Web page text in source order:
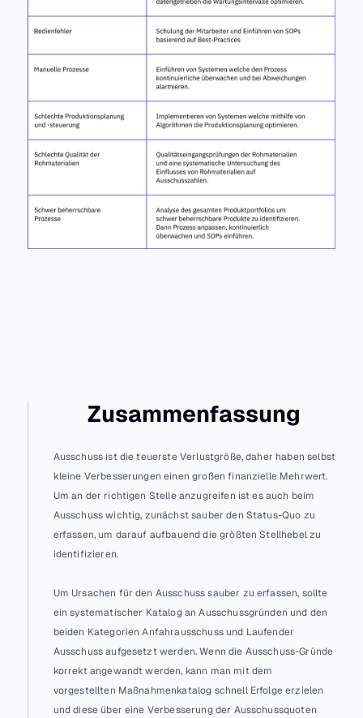
Zusammenfassung
Ausschuss ist die teuerste Verlustgröße, daher haben selbst
kleine Verbesserungen einen großen finanzielle Mehrwert.
Um an der richtigen Stelle anzugreifen ist es auch beim
Ausschuss wichtig, zunächst sauber den Status-Quo zu
erfassen, um darauf aufbauend die größten Stellhebel zu
identifizieren.
Um Ursachen für den Ausschuss sauber zu erfassen, sollte
ein systematischer Katalog an Ausschussgründen und den
beiden Kategorien Anfahrausschuss und Laufender
Ausschuss aufgesetzt werden. Wenn die Ausschuss-Gründe
korrekt angewandt werden, kann man mit dem
vorgestellten Maßnahmenkatalog schnell Erfolge erzielen
und diese über eine Verbesserung der Ausschussquoten